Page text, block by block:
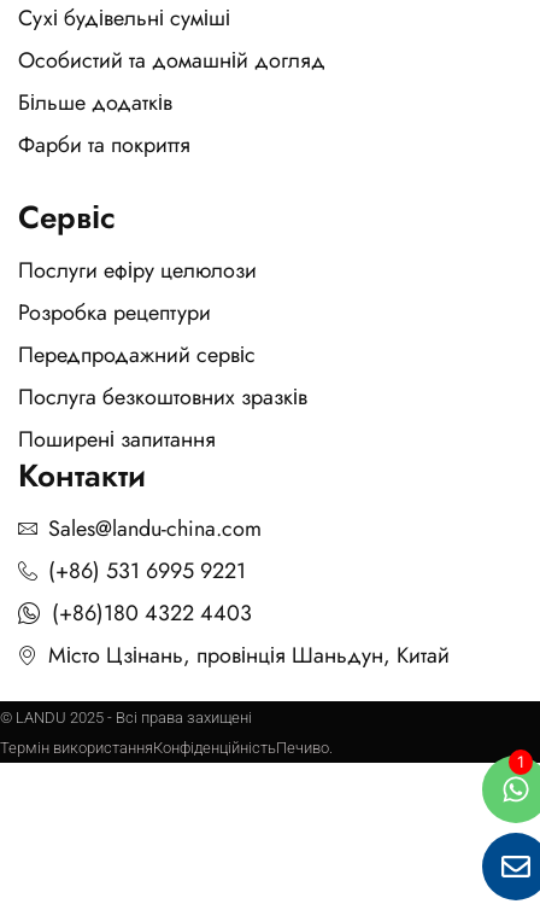
Сухі будівельні суміші
Особистий та домашній догляд
Більше додатків
Фарби та покриття
Сервіс
Послуги ефіру целюлози
Розробка рецептури
Передпродажний сервіс
Послуга безкоштовних зразків
Поширені запитання
Контакти
Sales@landu-china.com
(+86) 531 6995 9221
(+86)180 4322 4403
Місто Цзінань, провінція Шаньдун, Китай
© LANDU 2025 - Всі права захищені
Термін використанняКонфіденційністьПечиво.